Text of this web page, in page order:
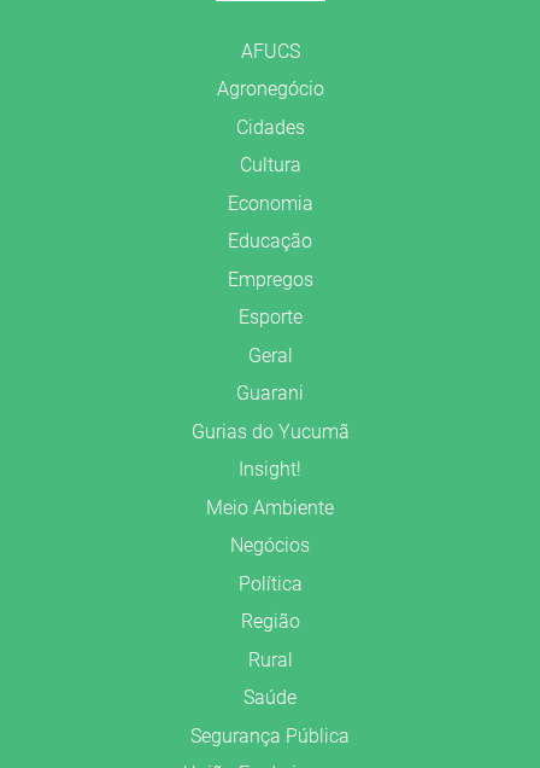
AFUCS
Agronegócio
Cidades
Cultura
Economia
Educação
Empregos
Esporte
Geral
Guarani
Gurias do Yucumã
Insight!
Meio Ambiente
Negócios
Política
Região
Rural
Saúde
Segurança Pública